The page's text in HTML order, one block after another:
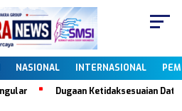
NASIONAL INTERNASIONAL
Dugaan Ketidaksesuaian Data Dapodik,